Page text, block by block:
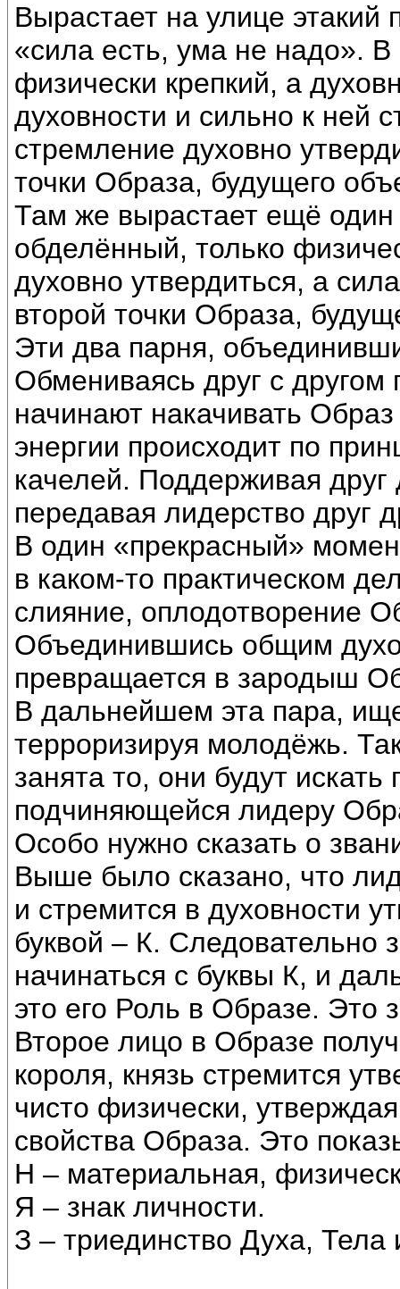
Вырастает на улице этакий
«сила есть, ума не надо».
физически крепкий, а
духовности и сильно к ней
стремление духовно
точки Образа, будущего
Там же вырастает ещё
обделённый, только
духовно утвердиться, а
второй точки Образа,
Эти два парня,
Обмениваясь друг с другом
начинают накачивать
энергии происходит по
качелей. Поддерживая друг
передавая лидерство друг
В один «прекрасный»
в каком-то практическом
слияние, оплодотворение
Объединившись общим
превращается в зародыш
В дальнейшем эта пара,
терроризируя молодёжь.
занята то, они будут
подчиняющейся лидеру
Особо нужно сказать о
Выше было сказано, что
и стремится в духовности
буквой – К. Следовательно
начинаться с буквы К, и
это его Роль в Образе.
Второе лицо в Образе
короля, князь стремится
чисто физически,
свойства Образа. Это
Н – материальная,
Я – знак личности.
З – триединство Духа,